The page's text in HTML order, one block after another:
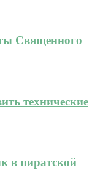
Священного
технические
в пиратской